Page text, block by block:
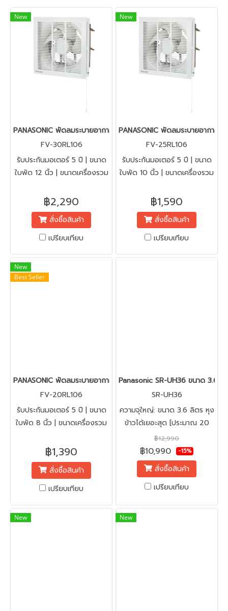
New
PANASONIC พัดลมระบายอากาศแบบติดผนัง 12" FV-30RL106
FV-30RL106
รับประกันมอเตอร์ 5 ปี | ขนาด
ใบพัด 12 นิ้ว | ขนาดเครื่องรวม
cm. | น้ำหนัก (กก.) 2.8 | พื้นที่
ติดตั้ง 35*35 cm.
฿2,290
สั่งซื้อสินค้า
เปรียบเทียบ
New
PANASONIC พัดลมระบายอากาศ
FV-25RL106
รับประกันมอเตอร์ 5 ปี | ขนาด
ใบพัด 10 นิ้ว | ขนาดเครื่องรวม
cm. | น้ำหนัก (กก.) 2.5 | พื้นที่
ติดตั้ง 30*30 cm.
฿1,590
สั่งซื้อสินค้า
เปรียบเทียบ
New
Best Seller
PANASONIC พัดลมระบายอากาศแบบติดผนัง 8" FV-20RL106
FV-20RL106
รับประกันมอเตอร์ 5 ปี | ขนาด
ใบพัด 8 นิ้ว | ขนาดเครื่องรวม
cm. | น้ำหนัก (กก.) 2.4 | พื้นที่
ติดตั้ง 25*25 cm.
฿1,390
สั่งซื้อสินค้า
เปรียบเทียบ
Panasonic SR-UH36 ขนาด 3.6
SR-UH36
ความจุใหญ่: ขนาด 3.6 ลิตร หุง
ข้าวได้เยอะสุด [ประมาณ 20
จาน] เหมาะสำหรับ ร้านอาหาร,
โรงอาหาร, โรงครัว | เครื่อง
ทนทาน: เป็นรุ่นที่เน้นต่อการใช้
งานหนักในเชิงพาณิชย์ | ระบบ
อุ่นทิพย์: มีระบบอุ่นอัตโนมัติ
฿12,990
฿10,990 -15%
สั่งซื้อสินค้า
เปรียบเทียบ
New New